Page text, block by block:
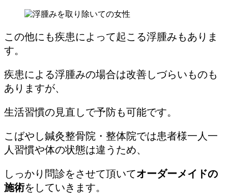
この他にも疾患によって起こる浮腫みもありま
す。
疾患による浮腫みの場合は改善しづらいものも
ありますが、
生活習慣の見直しで予防も可能です。
こばやし鍼灸整骨院・整体院では患者様一人一
人習慣や体の状態は違うため、
しっかり問診をさせて頂いてオーダーメイドの
施術をしていきます。